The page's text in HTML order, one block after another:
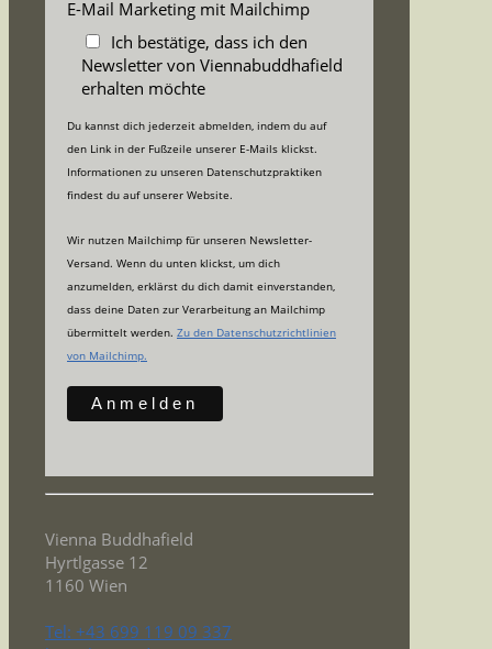
E-Mail Marketing mit Mailchimp
Ich bestätige, dass ich den
Newsletter von Viennabuddhafield
erhalten möchte
Du kannst dich jederzeit abmelden, indem du auf
den Link in der Fußzeile unserer E-Mails klickst.
Informationen zu unseren Datenschutzpraktiken
findest du auf unserer Website.
Wir nutzen Mailchimp für unseren Newsletter-
Versand. Wenn du unten klickst, um dich
anzumelden, erklärst du dich damit einverstanden,
dass deine Daten zur Verarbeitung an Mailchimp
übermittelt werden. Zu den Datenschutzrichtlinien
von Mailchimp.
Vienna Buddhafield
Hyrtlgasse 12
1160 Wien
Tel: +43 699 119 09 337